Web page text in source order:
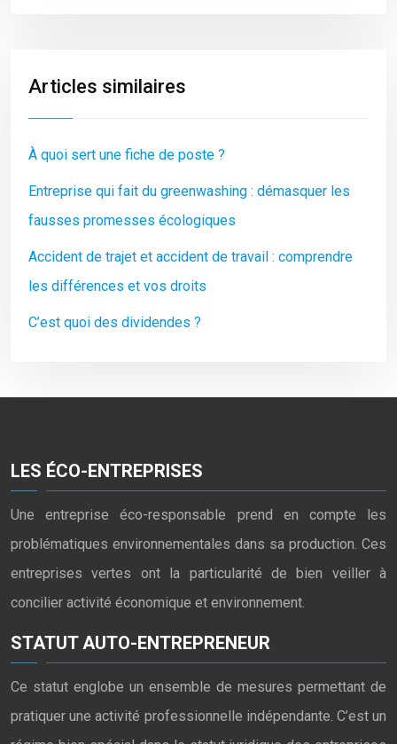
Articles similaires
À quoi sert une fiche de poste ?
Entreprise qui fait du greenwashing : démasquer les
fausses promesses écologiques
Accident de trajet et accident de travail : comprendre
les différences et vos droits
C’est quoi des dividendes ?
LES ÉCO-ENTREPRISES
Une entreprise éco-responsable prend en compte les
problématiques environnementales dans sa production. Ces
entreprises vertes ont la particularité de bien veiller à
concilier activité économique et environnement.
STATUT AUTO-ENTREPRENEUR
Ce statut englobe un ensemble de mesures permettant de
pratiquer une activité professionnelle indépendante. C’est un